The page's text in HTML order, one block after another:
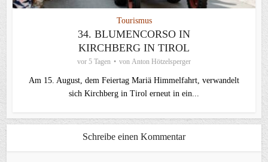
Tourismus
34. BLUMENCORSO IN
KIRCHBERG IN TIROL
vor 5 Tagen von Anton Hötzelsperger
Am 15. August, dem Feiertag Mariä Himmelfahrt, verwandelt
sich Kirchberg in Tirol erneut in ein...
Schreibe einen Kommentar